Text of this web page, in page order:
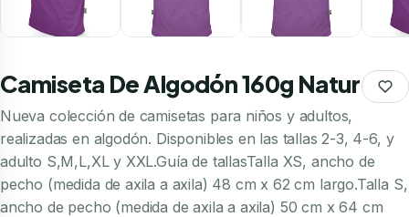
Camiseta De Algodón 160g Natur
Nueva colección de camisetas para niños y adultos,
realizadas en algodón. Disponibles en las tallas 2-3, 4-6, y
adulto S,M,L,XL y XXL.Guía de tallasTalla XS, ancho de
pecho (medida de axila a axila) 48 cm x 62 cm largo.Talla S,
ancho de pecho (medida de axila a axila) 50 cm x 64 cm